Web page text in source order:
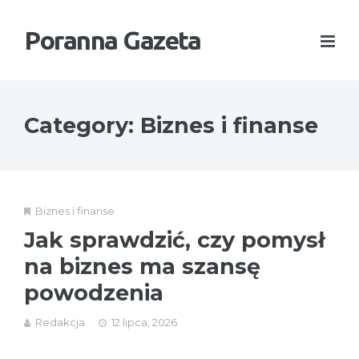
Poranna Gazeta
Category: Biznes i finanse
Biznes i finanse
Jak sprawdzić, czy pomysł
na biznes ma szansę
powodzenia
Redakcja 12 lipca, 2026